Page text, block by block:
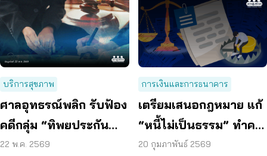
บริการสุขภาพ
ศาลอุทธรณ์พลิก รับฟ้อง
คดีกลุ่ม “ทิพยประกัน
ภัย” คนซื้อประกันโควิด
22 พ.ค. 2569
การเงินและการธนาคาร
เตรียมเสนอกฎหมาย แก้
“หนี้ไม่เป็นธรรม” ทำคน
ไทยติดกับดัก
20 กุมภาพันธ์ 2569